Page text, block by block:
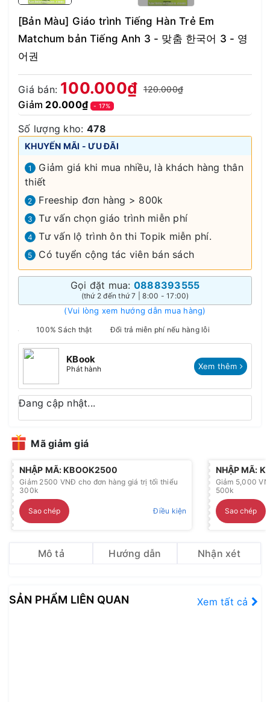
[Bản Màu] Giáo trình Tiếng Hàn Trẻ Em
Matchum bản Tiếng Anh 3 - 맞춤 한국어 3 - 영
어권
Giá bán: 100.000₫ 120.000₫
Giảm 20.000₫ - 17%
Số lượng kho: 478
KHUYẾN MÃI - ƯU ĐÃI
1
Giảm giá khi mua nhiều, là khách hàng thân
thiết
2 Freeship đơn hàng > 800k
3 Tư vấn chọn giáo trình miễn phí
4 Tư vấn lộ trình ôn thi Topik miễn phí.
5 Có tuyển cộng tác viên bán sách
Gọi đặt mua: 0888393555
(thứ 2 đến thứ 7 | 8:00 - 17:00)
(Vui lòng xem hướng dẫn mua hàng)
100% Sách thật Đổi trả miễn phí nếu hàng lỗi
KBook
Phát hành Xem thêm
Đang cập nhật...
Mã giảm giá
NHẬP MÃ: KBOOK2500
Giảm 2500 VNĐ cho đơn hàng giá trị tối thiểu
300k
Sao chép Điều kiện
NHẬP MÃ:
Giảm 5,000
500k
Sao chép
Mô tả Hướng dẫn Nhận xét
SẢN PHẨM LIÊN QUAN Xem tất cả